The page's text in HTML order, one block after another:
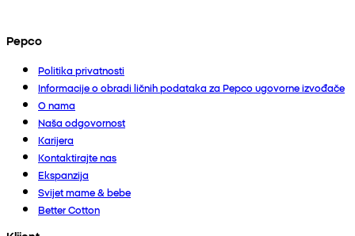
Pepco
Politika privatnosti
Informacije o obradi ličnih podataka za Pepco ugovorne izvođače
O nama
Naša odgovornost
Karijera
Kontaktirajte nas
Ekspanzija
Svijet mame & bebe
Better Cotton